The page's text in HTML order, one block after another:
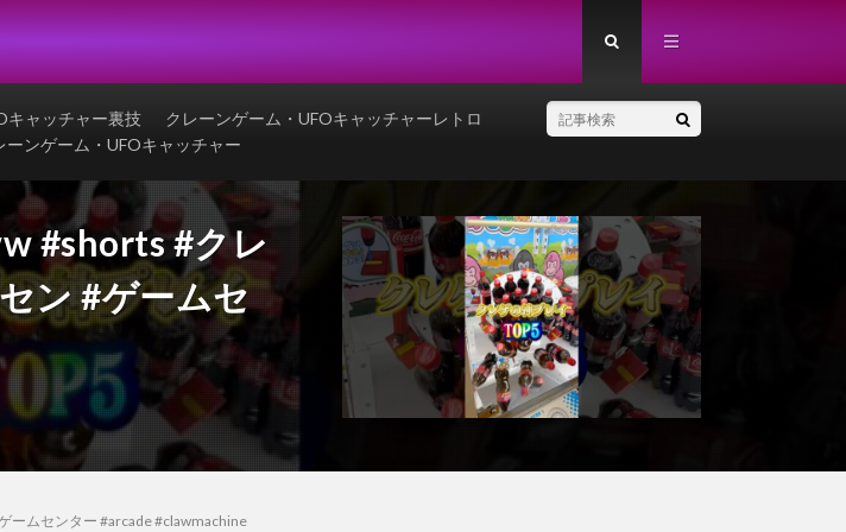
キャッチャー裏技
クレーンゲーム・UFOキャッチャーレトロ
ーンゲーム・UFOキャッチャー
#shorts #クレ
ン #ゲームセ
ームセンター #arcade #clawmachine